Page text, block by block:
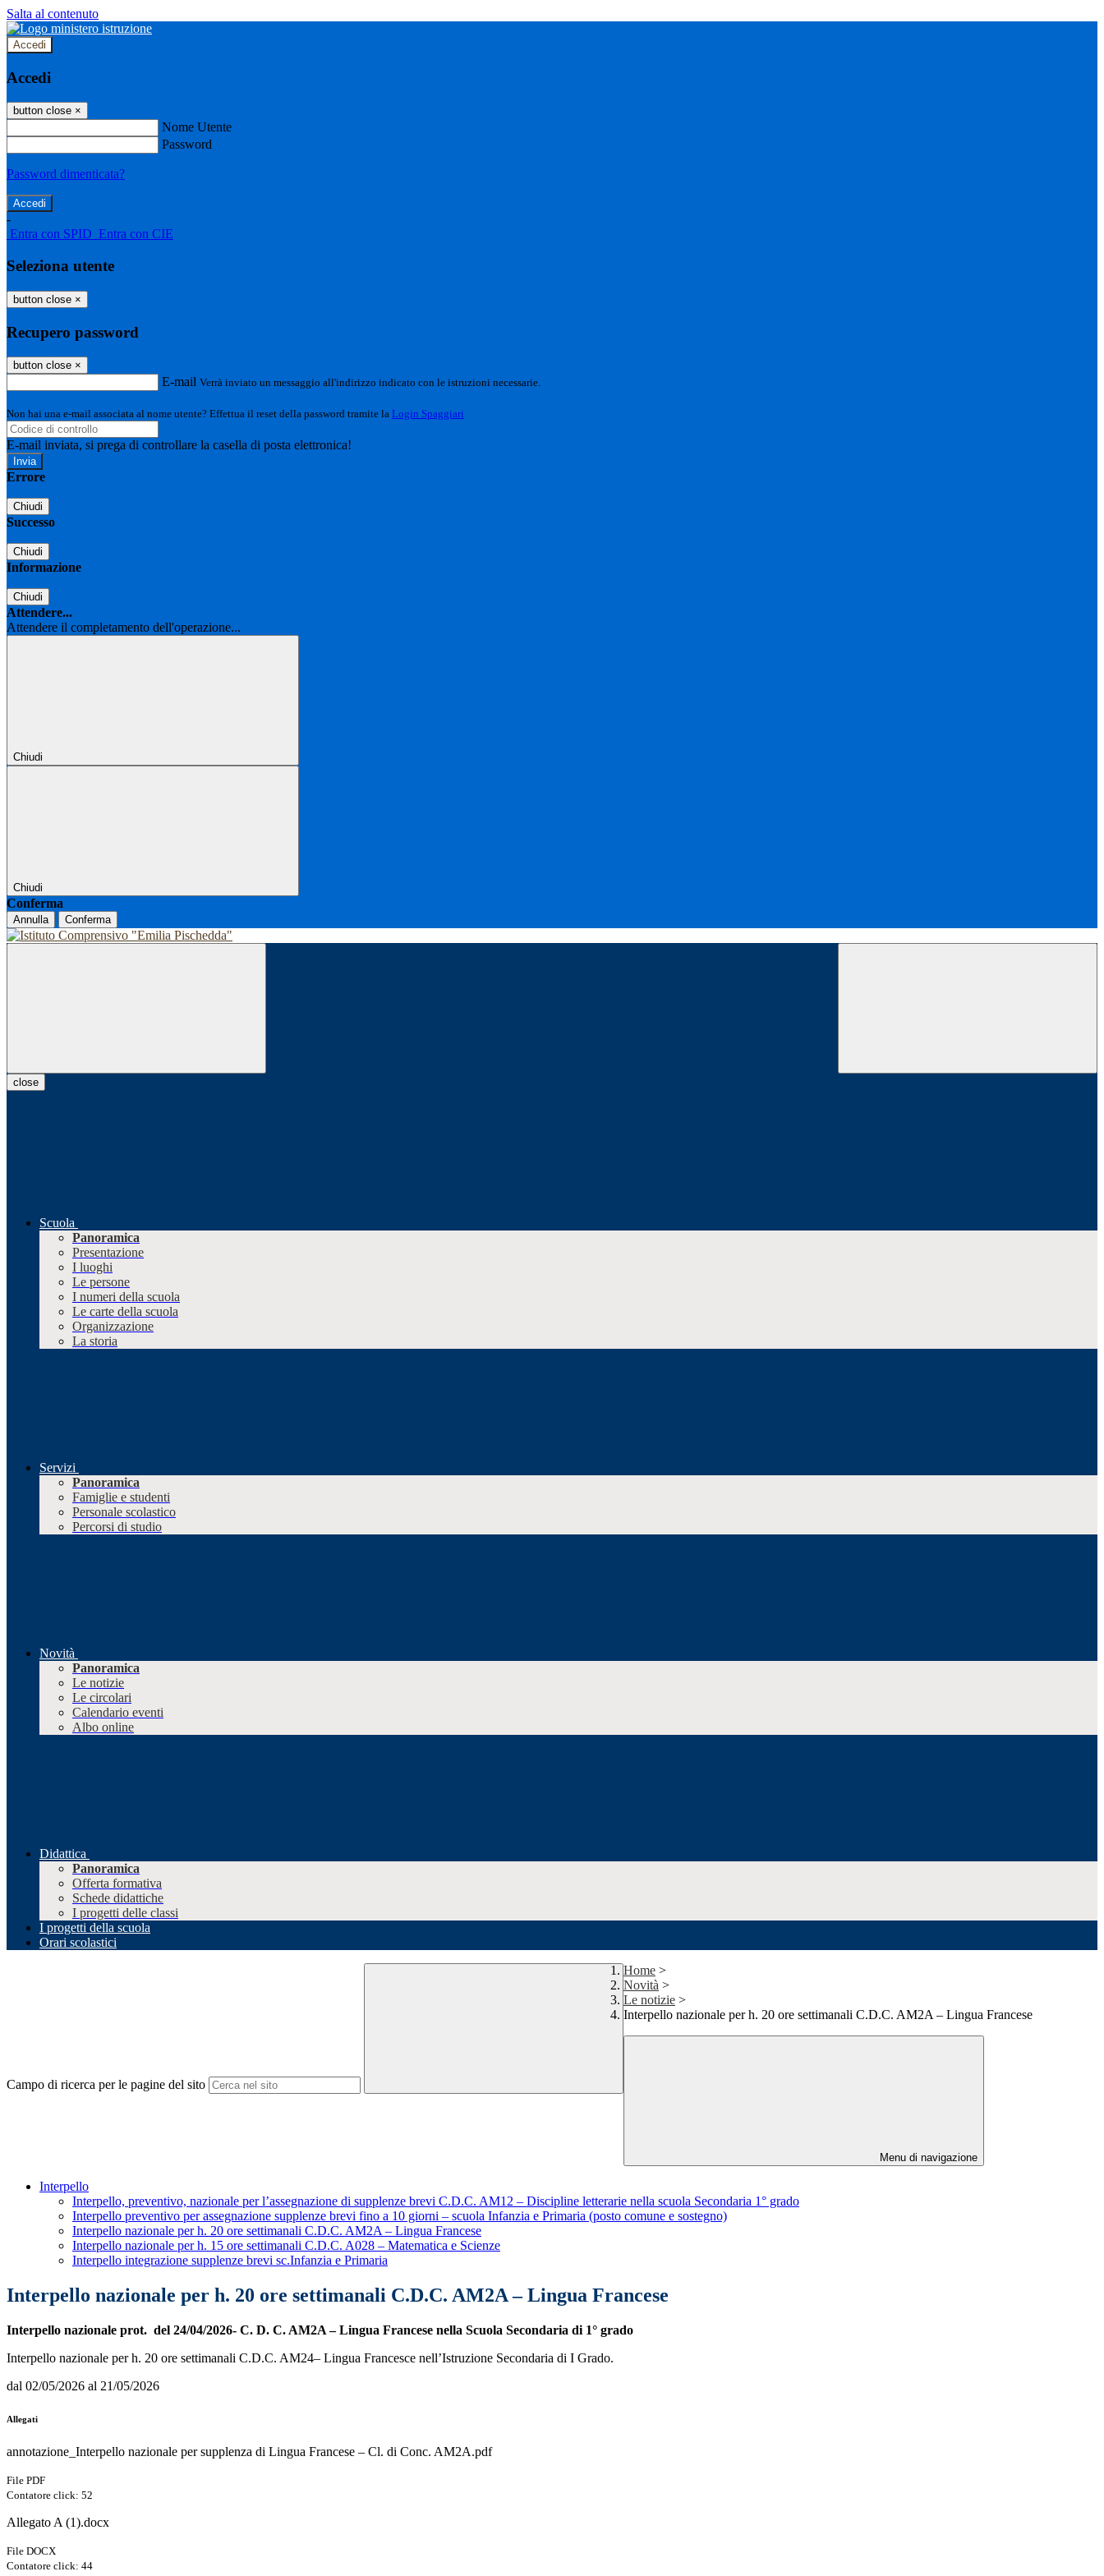
Salta al contenuto
Accedi
Accedi
button close ×
Nome Utente
Password
Password dimenticata?
-
Entra con SPID Entra con CIE
Seleziona utente
button close ×
Recupero password
button close ×
E-mail Verrà inviato un messaggio all'indirizzo indicato con le istruzioni necessarie.
Non hai una e-mail associata al nome utente? Effettua il reset della password tramite la Login Spaggiari
E-mail inviata, si prega di controllare la casella di posta elettronica!
Errore
Chiudi
Successo
Chiudi
Informazione
Chiudi
Attendere...
Attendere il completamento dell'operazione...
Chiudi
Chiudi
Conferma
Annulla Conferma
close
Scuola
Panoramica
Presentazione
I luoghi
Le persone
I numeri della scuola
Le carte della scuola
Organizzazione
La storia
Servizi
Panoramica
Famiglie e studenti
Personale scolastico
Percorsi di studio
Novità
Panoramica
Le notizie
Le circolari
Calendario eventi
Albo online
Didattica
Panoramica
Offerta formativa
Schede didattiche
I progetti delle classi
I progetti della scuola
Orari scolastici
Campo di ricerca per le pagine del sito
Home >
Novità >
Le notizie >
Interpello nazionale per h. 20 ore settimanali C.D.C. AM2A – Lingua Francese
Menu di navigazione
Interpello
Interpello, preventivo, nazionale per l’assegnazione di supplenze brevi C.D.C. AM12 – Discipline letterarie nella scuola Secondaria 1° grado
Interpello preventivo per assegnazione supplenze brevi fino a 10 giorni – scuola Infanzia e Primaria (posto comune e sostegno)
Interpello nazionale per h. 20 ore settimanali C.D.C. AM2A – Lingua Francese
Interpello nazionale per h. 15 ore settimanali C.D.C. A028 – Matematica e Scienze
Interpello integrazione supplenze brevi sc.Infanzia e Primaria
Interpello nazionale per h. 20 ore settimanali C.D.C. AM2A – Lingua Francese
Interpello nazionale prot. del 24/04/2026- C. D. C. AM2A – Lingua Francese nella Scuola Secondaria di 1° grado
Interpello nazionale per h. 20 ore settimanali C.D.C. AM24– Lingua Francesce nell’Istruzione Secondaria di I Grado.
dal 02/05/2026 al 21/05/2026
Allegati
annotazione_Interpello nazionale per supplenza di Lingua Francese – Cl. di Conc. AM2A.pdf
File PDF
Contatore click: 52
Allegato A (1).docx
File DOCX
Contatore click: 44